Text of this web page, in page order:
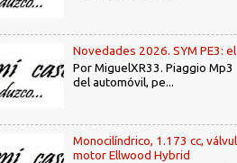
Novedades 2026. SYM PE3:
Por MiguelXR33. Piaggio
del automóvil, pe...
Monocilíndrico, 1.173 cc,
motor Ellwood Hybrid